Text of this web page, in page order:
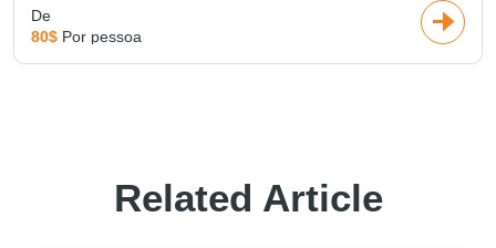
De
80$ Por pessoa
Related Article